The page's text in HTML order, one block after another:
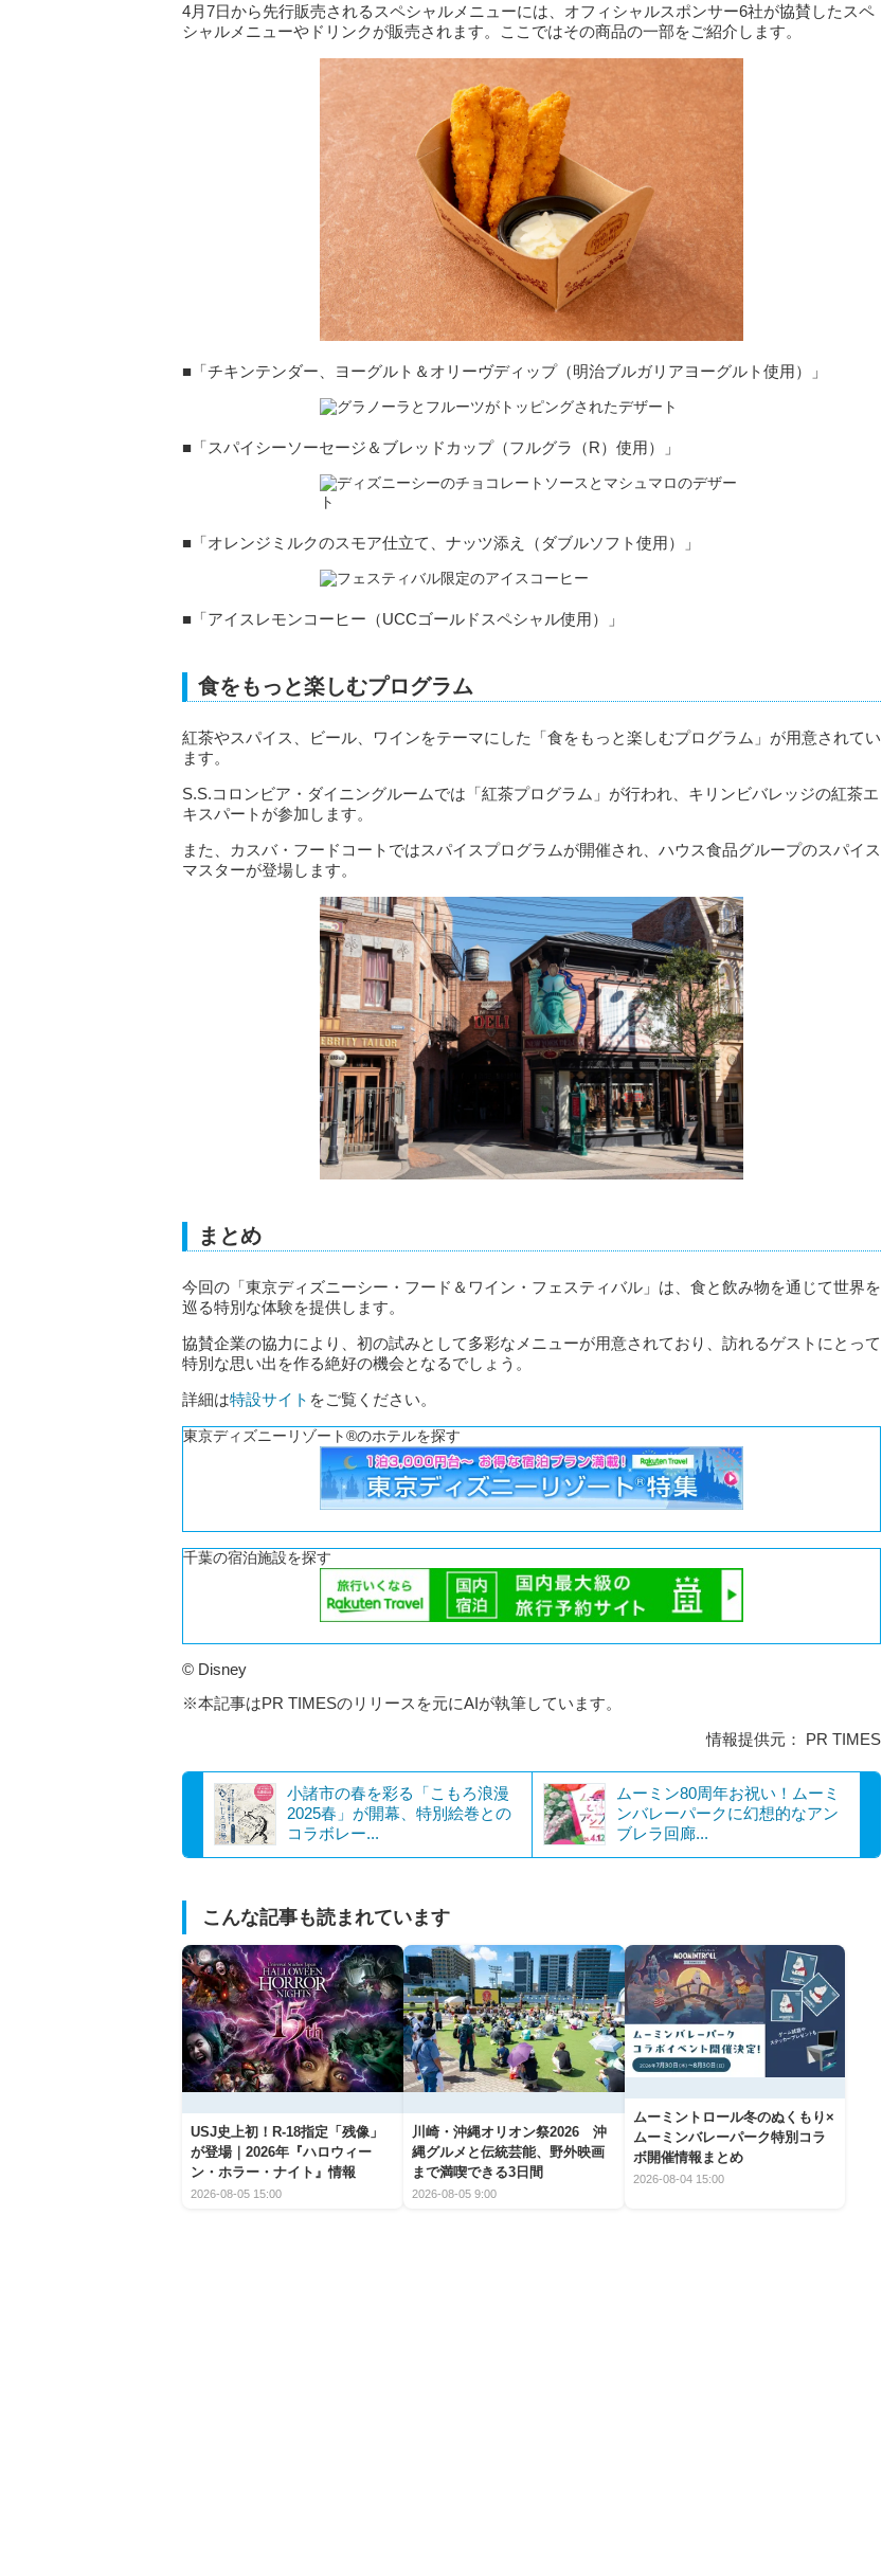
4月7日から先行販売されるスペシャルメニューには、オフィシャルスポンサー6社が協賛したスペ
シャルメニューやドリンクが販売されます。ここではその商品の一部をご紹介します。
■「チキンテンダー、ヨーグルト＆オリーヴディップ（明治ブルガリアヨーグルト使用）」
■「スパイシーソーセージ＆ブレッドカップ（フルグラ（R）使用）」
■「オレンジミルクのスモア仕立て、ナッツ添え（ダブルソフト使用）」
■「アイスレモンコーヒー（UCCゴールドスペシャル使用）」
食をもっと楽しむプログラム
紅茶やスパイス、ビール、ワインをテーマにした「食をもっと楽しむプログラム」が用意されてい
ます。
S.S.コロンビア・ダイニングルームでは「紅茶プログラム」が行われ、キリンビバレッジの紅茶エ
キスパートが参加します。
また、カスバ・フードコートではスパイスプログラムが開催され、ハウス食品グループのスパイス
マスターが登場します。
まとめ
今回の「東京ディズニーシー・フード＆ワイン・フェスティバル」は、食と飲み物を通じて世界を
巡る特別な体験を提供します。
協賛企業の協力により、初の試みとして多彩なメニューが用意されており、訪れるゲストにとって
特別な思い出を作る絶好の機会となるでしょう。
詳細は特設サイト をご覧ください。
東京ディズニーリゾート®のホテルを探す
千葉の宿泊施設を探す
© Disney
※本記事はPR TIMESのリリースを元にAIが執筆しています。
情報提供元： PR TIMES
小諸市の春を彩る「こもろ浪漫
2025春」が開幕、特別絵巻との
コラボレー...
ムーミン80周年お祝い！ムーミ
ンバレーパークに幻想的なアン
ブレラ回廊...
こんな記事も読まれています
USJ史上初！R-18指定「残像」
が登場｜2026年『ハロウィー
ン・ホラー・ナイト』情報
2026-08-05 15:00
川崎・沖縄オリオン祭2026 沖
縄グルメと伝統芸能、野外映画
まで満喫できる3日間
2026-08-05 9:00
ムーミントロール冬のぬくもり×
ムーミンバレーパーク特別コラ
ボ開催情報まとめ
2026-08-04 15:00